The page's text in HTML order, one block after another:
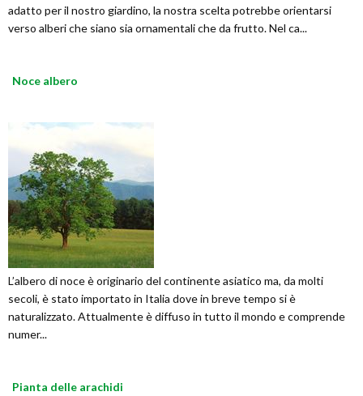
adatto per il nostro giardino, la nostra scelta potrebbe orientarsi
verso alberi che siano sia ornamentali che da frutto. Nel ca...
Noce albero
L’albero di noce è originario del continente asiatico ma, da molti
secoli, è stato importato in Italia dove in breve tempo si è
naturalizzato. Attualmente è diffuso in tutto il mondo e comprende
numer...
Pianta delle arachidi